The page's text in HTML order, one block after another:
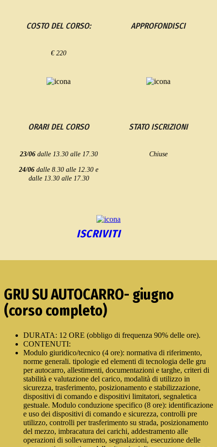
COSTO DEL CORSO:
€ 220
APPROFONDISCI
ORARI DEL CORSO
23/06dalle 13.30 alle 17.30
24/06dalle 8.30 alle 12.30 e
dalle 13.30 alle 17.30
STATO ISCRIZIONI
Chiuse
ISCRIVITI
GRU SU AUTOCARRO- giugno
(corso completo)
DURATA: 12 ORE (obbligo di frequenza 90% delle ore).
CONTENUTI:
Modulo giuridico/tecnico (4 ore): normativa di riferimento,
norme generali. tipologie ed elementi di tecnologia delle gru
per autocarro, allestimenti, documentazioni e targhe, criteri di
stabilità e valutazione del carico, modalità di utilizzo in
sicurezza, trasferimento, posizionamento e stabilizzazione,
dispositivi di comando e dispositivi limitatori, segnaletica
gestuale. Modulo conduzione specifico (8 ore): identificazione
e uso dei dispositivi di comando e sicurezza, controlli pre
utilizzo, controlli per trasferimento su strada, posizionamento
del mezzo, imbracatura dei carichi, addestramento alle
operazioni di sollevamento, segnalazioni, esecuzione delle